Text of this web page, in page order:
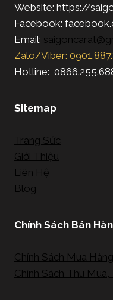
Website: https://
Facebook:
Email:
Zalo/Viber:
Hotline:
Sitemap
Trang Sức
Giới Thiệu
Liên Hệ
Blog
Chính Sách Bán
Chính Sách Mua Hàng
Chính Sách Thu